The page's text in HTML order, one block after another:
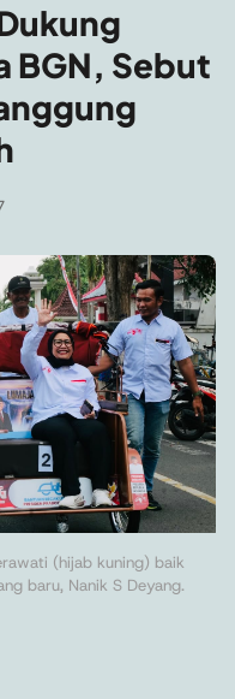
BGN, Sebut
(hijab kuning) baik
baru, Nanik S Deyang.